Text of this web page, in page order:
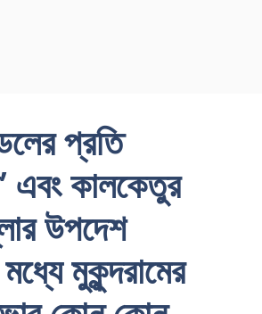
প্রতি
এবং কালকেতুর
উপদেশ
মুকুন্দরামের